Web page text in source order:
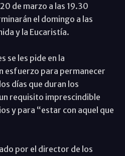
de marzo a las 19.30
el domingo a las
y la Eucaristía.
se les pide en la
esfuerzo para permanecer
días que duran los
requisito imprescindible
y para “estar con aquel que
por el director de los